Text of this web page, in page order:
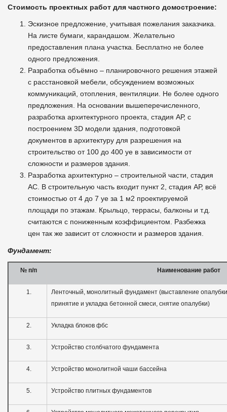
Стоимость проектных работ для частного домостроение:
Эскизное предложение, учитывая пожелания заказчика.
На листе бумаги, карандашом. Желательно
предоставления плана участка. Бесплатно не более
одного предложения.
Разработка объёмно – планировочного решения этажей
с расстановкой мебели, обсуждением возможных
коммуникаций, отопления, вентиляции. Не более одного
предложения. На основании вышеперечисленного,
разработка архитектурного проекта, стадия АР, с
построением 3D модели здания, подготовкой
документов в архитектуру для разрешения на
строительство от 100 до 400 уе в зависимости от
сложности и размеров здания.
Разработка архитектурно – строительной части, стадия
АС. В строительную часть входит пункт 2, стадия АР, всё
стоимостью от 4 до 7 уе за 1 м2 проектируемой
площади по этажам. Крыльцо, террасы, балконы и т.д.
считаются с пониженным коэффициентом. Разбежка
цен так же зависит от сложности и размеров здания.
Фундамент:
№ п/п Наименование работ
1.
Ленточный, монолитный фундамент (выставление
принятие и укладка бетонной смеси, снятие опалубки)
2. Укладка блоков фбс
3. Устройство столбчатого фундамента
4. Устройство монолитной чаши бассейна
5. Устройство плитных фундаментов